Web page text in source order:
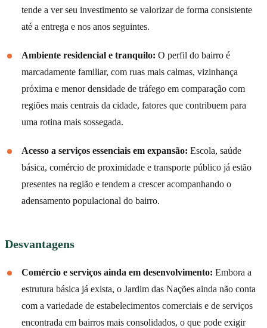
tende a ver seu investimento se valorizar de forma consistente
até a entrega e nos anos seguintes.
Ambiente residencial e tranquilo: O perfil do bairro é
marcadamente familiar, com ruas mais calmas, vizinhança
próxima e menor densidade de tráfego em comparação com
regiões mais centrais da cidade, fatores que contribuem para
uma rotina mais sossegada.
Acesso a serviços essenciais em expansão: Escola, saúde
básica, comércio de proximidade e transporte público já estão
presentes na região e tendem a crescer acompanhando o
adensamento populacional do bairro.
Desvantagens
Comércio e serviços ainda em desenvolvimento: Embora a
estrutura básica já exista, o Jardim das Nações ainda não conta
com a variedade de estabelecimentos comerciais e de serviços
encontrada em bairros mais consolidados, o que pode exigir